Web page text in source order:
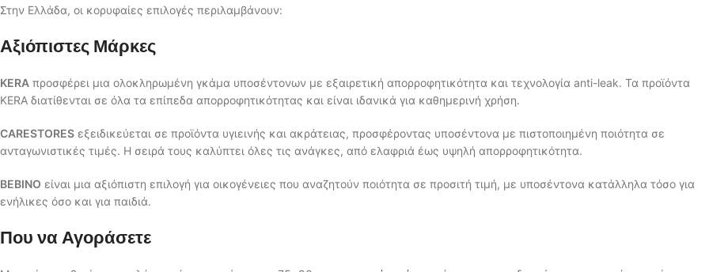
Στην Ελλάδα, οι κορυφαίες επιλογές περιλαμβάνουν:
Αξιόπιστες Μάρκες
KERA προσφέρει μια ολοκληρωμένη γκάμα υποσέντονων με εξαιρετική απορροφητικότητα και τεχνολογία anti-leak. Τα προϊόντα
KERA διατίθενται σε όλα τα επίπεδα απορροφητικότητας και είναι ιδανικά για καθημερινή χρήση.
CARESTORES εξειδικεύεται σε προϊόντα υγιεινής και ακράτειας, προσφέροντας υποσέντονα με πιστοποιημένη ποιότητα σε
ανταγωνιστικές τιμές. Η σειρά τους καλύπτει όλες τις ανάγκες, από ελαφριά έως υψηλή απορροφητικότητα.
BEBINO είναι μια αξιόπιστη επιλογή για οικογένειες που αναζητούν ποιότητα σε προσιτή τιμή, με υποσέντονα κατάλληλα τόσο για
ενήλικες όσο και για παιδιά.
Που να Αγοράσετε